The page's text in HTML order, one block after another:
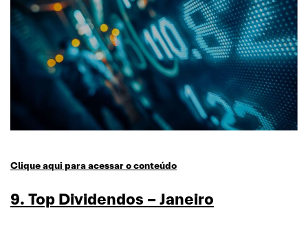
Clique aqui para acessar o conteúdo
9. Top Dividendos – Janeiro